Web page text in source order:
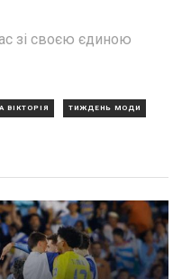
зі своєю єдиною
ВІКТОРІЯ ТИЖДЕНЬ МОДИ